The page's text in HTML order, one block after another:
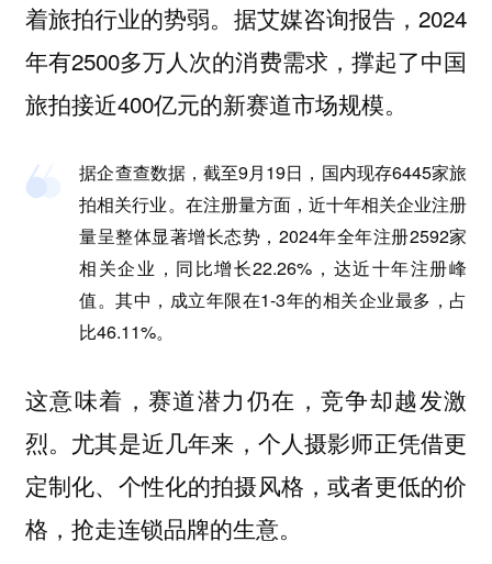
着旅拍行业的势弱。 据艾媒咨询报告，2024
年有2500多万人次的消费需求，撑起了中国
旅拍接近400亿元的新赛道市场规模。
据企查查数据，截至9月19日，国内现存6445家旅
拍相关行业。在注册量方面，近十年相关企业注册
量呈整体显著增长态势，2024年全年注册2592家
相关企业，同比增长22.26%，达近十年注册峰
值。其中，成立年限在1-3年的相关企业最多，占
比46.11%。
这意味着，赛道潜力仍在，竞争却越发激
烈。 尤其是近几年来，个人摄影师正凭借更
定制化、个性化的拍摄风格，或者更低的价
格，抢走连锁品牌的生意。